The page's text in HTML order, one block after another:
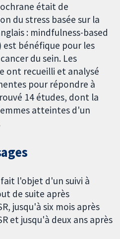
était de
du stress basée sur la
: mindfulness-based
est bénéfique pour les
du sein. Les
ont recueilli et analysé
pour répondre à
14 études, dont la
atteintes d'un
l'objet d'un suivi à
de suite après
jusqu'à six mois après
et jusqu'à deux ans après